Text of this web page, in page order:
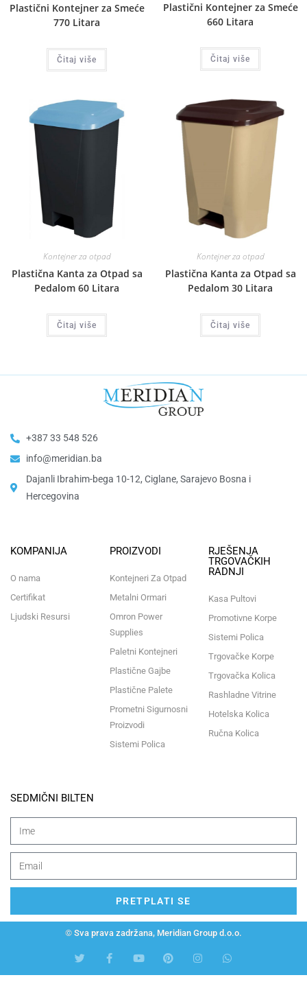
Plastični Kontejner za Smeće
770 Litara
Čitaj više
Plastični Kontejner za Smeće
660 Litara
Čitaj više
Kontejner za otpad
Plastična Kanta za Otpad sa
Pedalom 60 Litara
Čitaj više
Kontejner za otpad
Plastična Kanta za Otpad sa
Pedalom 30 Litara
Čitaj više
+387 33 548 526
info@meridian.ba
Dajanli Ibrahim-bega 10-12, Ciglane, Sarajevo Bosna i
Hercegovina​
KOMPANIJA
O nama
Certifikat
Ljudski Resursi
PROIZVODI
Kontejneri Za Otpad
Metalni Ormari
Omron Power
Supplies
Paletni Kontejneri
Plastične Gajbe
Plastične Palete
Prometni Sigurnosni
Proizvodi
Sistemi Polica
RJEŠENJA
TRGOVAČKIH
RADNJI
Kasa Pultovi
Promotivne Korpe
Sistemi Polica
Trgovačke Korpe
Trgovačka Kolica
Rashladne Vitrine
Hotelska Kolica
Ručna Kolica
SEDMIČNI BILTEN
PRETPLATI SE
© Sva prava zadržana, Meridian Group d.o.o.